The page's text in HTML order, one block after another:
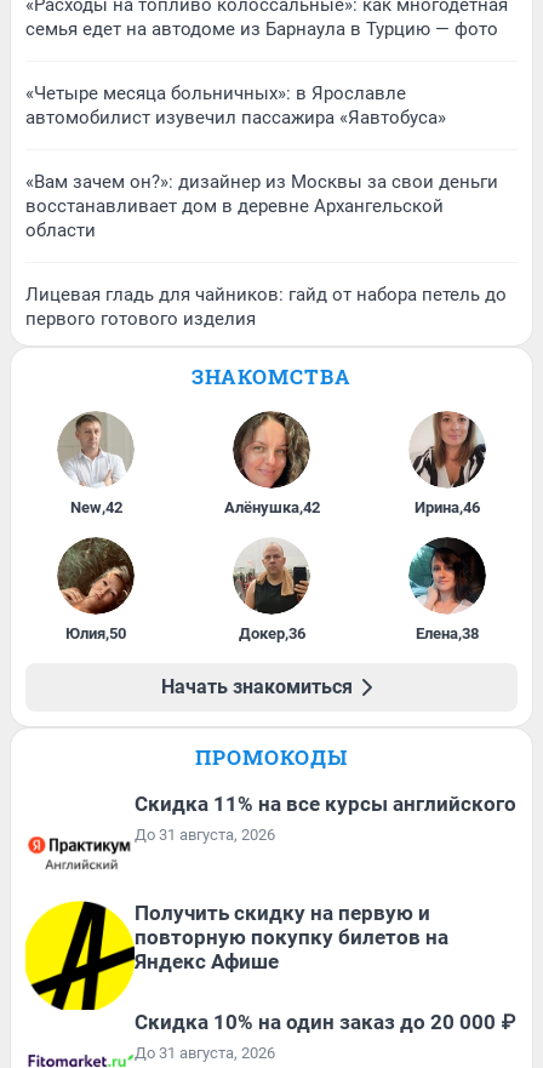
«Расходы на топливо колоссальные»: как многодетная
семья едет на автодоме из Барнаула в Турцию — фото
«Четыре месяца больничных»: в Ярославле
автомобилист изувечил пассажира «Яавтобуса»
«Вам зачем он?»: дизайнер из Москвы за свои деньги
восстанавливает дом в деревне Архангельской
области
Лицевая гладь для чайников: гайд от набора петель до
первого готового изделия
ЗНАКОМСТВА
New,42 Алёнушка,42 Ирина,46
Юлия,50 Докер,36 Елена,38
Начать знакомиться
ПРОМОКОДЫ
Скидка 11% на все курсы английского
До 31 августа, 2026
Получить скидку на первую и
повторную покупку билетов на
Яндекс Афише
Скидка 10% на один заказ до 20 000 ₽
До 31 августа, 2026